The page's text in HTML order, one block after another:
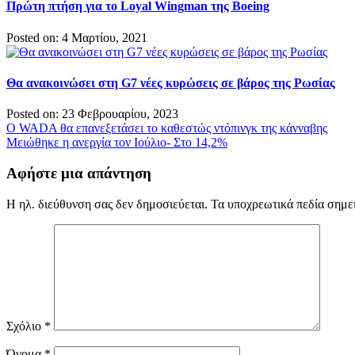
Πρώτη πτήση για το Loyal Wingman της Boeing
Posted on: 4 Μαρτίου, 2021
Θα ανακοινώσει στη G7 νέες κυρώσεις σε βάρος της Ρωσίας
Posted on: 23 Φεβρουαρίου, 2023
Πλοήγηση
άρθρων
Ο WADA θα επανεξετάσει το καθεστώς ντόπινγκ της κάνναβης
Μειώθηκε η ανεργία τον Ιούλιο- Στο 14,2%
Αφήστε μια απάντηση
Η ηλ. διεύθυνση σας δεν δημοσιεύεται. Τα υποχρεωτικά πεδία
Σχόλιο *